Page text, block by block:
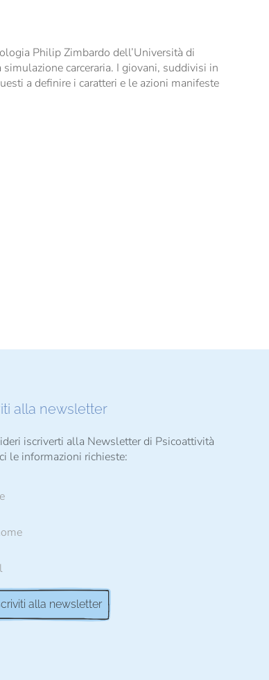
Philip Zimbardo dell’Università di
carceraria. I giovani, suddivisi in
a definire i caratteri e le azioni manifeste
alla newsletter
iscriverti alla Newsletter di Psicoattività
le informazioni richieste: